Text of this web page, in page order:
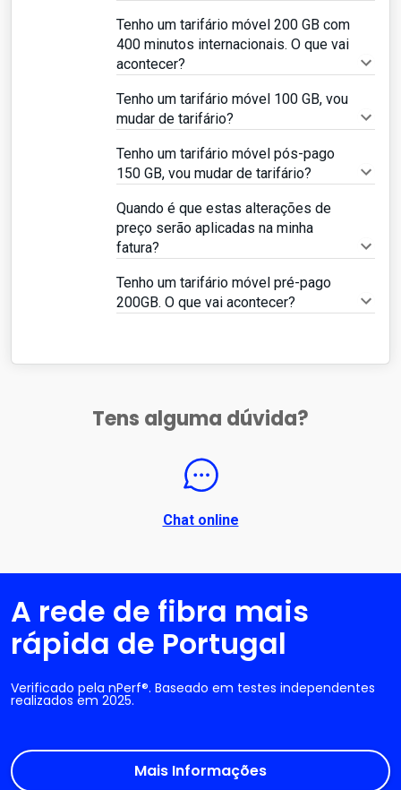
Tenho um tarifário móvel 200 GB com
400 minutos internacionais. O que vai
acontecer?
Tenho um tarifário móvel 100 GB, vou
mudar de tarifário?
Tenho um tarifário móvel pós-pago
150 GB, vou mudar de tarifário?
Quando é que estas alterações de
preço serão aplicadas na minha
fatura?
Tenho um tarifário móvel pré-pago
200GB. O que vai acontecer?
Tens alguma dúvida?
Chat online
A rede de fibra mais
rápida de Portugal
Verificado pela nPerf®. Baseado em testes independentes
realizados em 2025.
Mais Informações